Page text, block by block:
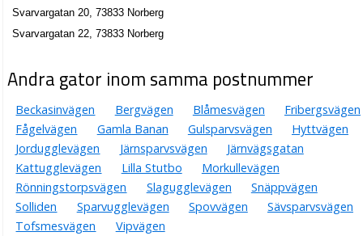
Svarvargatan 20, 73833 Norberg
Svarvargatan 22, 73833 Norberg
Andra gator inom samma postnummer
Beckasinvägen Bergvägen Blåmesvägen
Fribergsvägen
Fågelvägen
Gamla Banan Gulsparvsvägen
Hyttvägen
Jordugglevägen
Järnsparvsvägen
Järnvägsgatan
Kattugglevägen
Lilla Stutbo
Morkullevägen
Rönningstorpsvägen
Slagugglevägen
Snäppvägen
Solliden
Sparvugglevägen Spovvägen
Sävsparvsvägen
Tofsmesvägen
Vipvägen